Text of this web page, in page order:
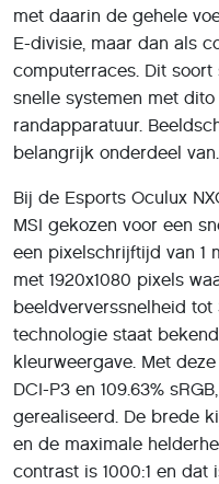
met daarin de gehele
E-divisie, maar dan als
computerraces. Dit
snelle systemen met dito
randapparatuur.
belangrijk onderdeel van.
Bij de Esports Oculux
MSI gekozen voor een
een pixelschrijftijd van 1
met 1920x1080 pixels
beeldververssnelheid
technologie staat
kleurweergave. Met
DCI-P3 en 109.63%
gerealiseerd. De brede
en de maximale
contrast is 1000:1 en dat